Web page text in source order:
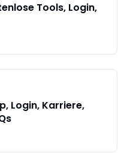
Tools, Login,
Login, Karriere,